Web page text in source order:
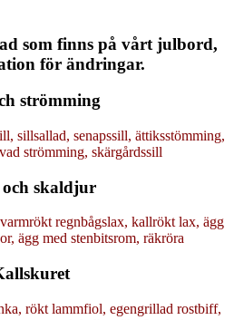
som finns på vårt julbord,
för ändringar.
strömming
sillsallad, senapssill, ättiksstömming,
strömming, skärgårdssill
skaldjur
regnbågslax, kallrökt lax, ägg
ägg med stenbitsrom, räkröra
rökt lammfiol, egengrillad rostbiff,